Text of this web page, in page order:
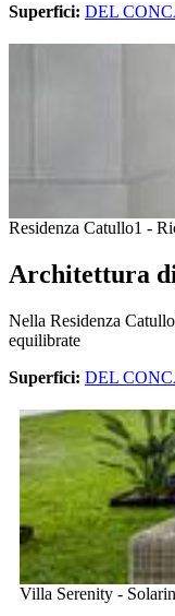
Superfici: DEL
Residenza Catullo1 -
Architettura
Nella Residenza
equilibrate
Superfici: DEL
Villa Serenity -